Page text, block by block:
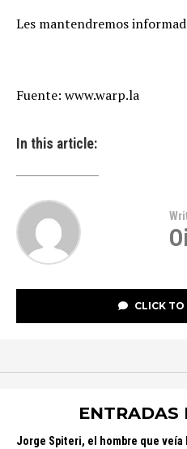
Les mantendremos
Fuente: www.warp.la
In this article:
CLICK
ENTRADAS
Jorge Spiteri, el hombre que veía